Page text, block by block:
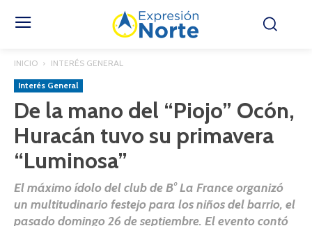
INICIO INTERÉS GENERAL
Interés General
De la mano del “Piojo” Ocón,
Huracán tuvo su primavera
“Luminosa”
El máximo ídolo del club de B° La France organizó
un multitudinario festejo para los niños del barrio, el
pasado domingo 26 de septiembre. El evento contó